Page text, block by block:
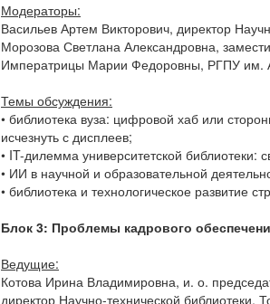
Модераторы:
Васильев Артем Викторович, директор
Морозова Светлана Александровна,
Императрицы Марии Федоровны, РГПУ им.
Темы обсуждения:
• библиотека вуза: цифровой хаб или
исчезнуть с дисплеев;
• IT-дилемма университетской библиотеки:
• ИИ в научной и образовательной
• библиотека и технологическое развитие
Блок 3: Проблемы кадрового
Ведущие:
Котова Ирина Владимировна, и. о.
директор Научно-технической библиотеки,